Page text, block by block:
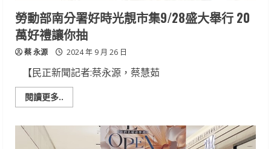
勞動部南分署好時光靚市集9/28盛大舉行 20
萬好禮讓你抽
蔡 永源 2024 年 9 月 26 日
【民正新聞記者:蔡永源，蔡慧茹
閱讀更多..
more